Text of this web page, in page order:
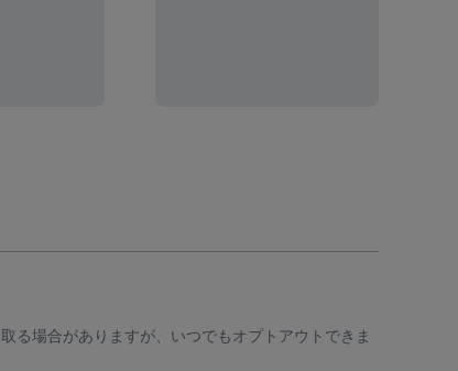
る場合がありますが、いつでもオプトアウトできま